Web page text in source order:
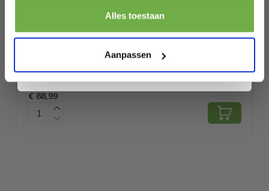
Alles toestaan
Aanpassen
Gerelateerde producten
Coast - Kunstkerstboom - Met Metalen
Standaard -1250 Takken - PVC - Groen -
180 cm
€ 88,99
Pak € 5,- korting
. Je kunt je op elk moment weer afmelden.